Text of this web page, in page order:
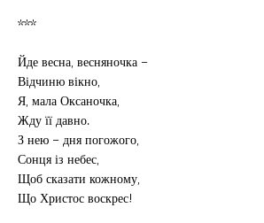
***
Йде весна, весняночка –
Відчиню вікно,
Я, мала Оксаночка,
Жду її давно.
З нею – дня погожого,
Сонця із небес,
Щоб сказати кожному,
Що Христос воскрес!